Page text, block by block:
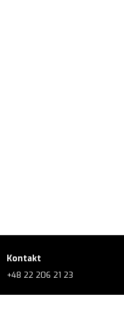
Kontakt
+48 22 206 21 23